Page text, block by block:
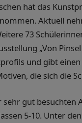
hat das
Aktuell
73
„Von
und gibt
die sich die
sehr gut besuchten
5-10. Unter